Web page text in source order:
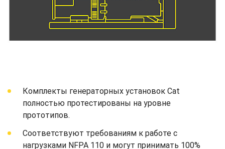
Комплекты генераторных установок Cat
полностью протестированы на уровне
прототипов.
Соответствуют требованиям к работе с
нагрузками NFPA 110 и могут принимать 100%